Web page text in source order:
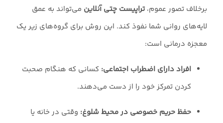
برخلاف تصور عموم، تراپیست چتی آنلاین می‌تواند به عمق
لایه‌های روانی شما نفوذ کند. این روش برای گروه‌های زیر یک
معجزه درمانی است:
افراد دارای اضطراب اجتماعی: کسانی که هنگام صحبت
کردن تمرکز خود را از دست می‌دهند.
حفظ حریم خصوصی در محیط شلوغ: وقتی در خانه یا